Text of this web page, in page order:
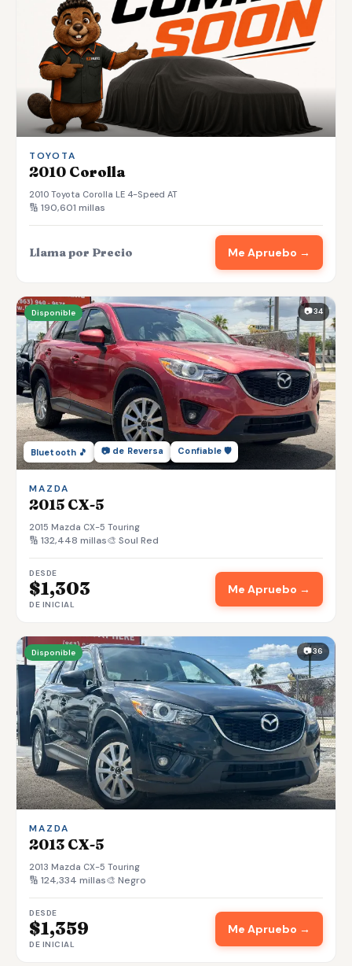
TOYOTA
2010 Corolla
2010 Toyota Corolla LE 4-Speed AT
🔢 190,601 millas
Llama por Precio Me Apruebo →
Disponible 📷 34
Bluetooth 🎵 📷 de Reversa Confiable 🛡️
MAZDA
2015 CX-5
2015 Mazda CX-5 Touring
🔢 132,448 millas🎨 Soul Red
DESDE
$1,303
DE INICIAL
Me Apruebo →
Disponible 📷 36
MAZDA
2013 CX-5
2013 Mazda CX-5 Touring
🔢 124,334 millas🎨 Negro
DESDE
$1,359
DE INICIAL
Me Apruebo →